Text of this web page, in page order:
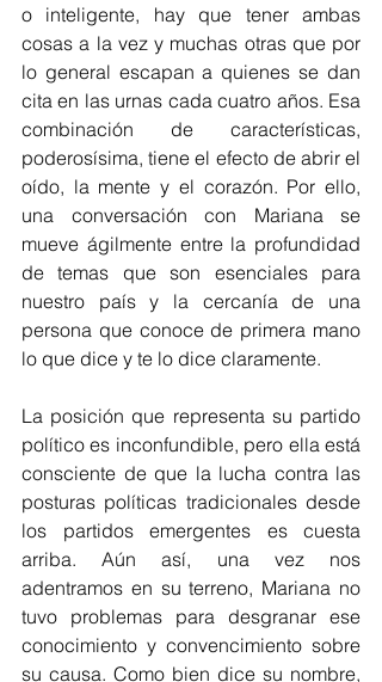
o inteligente, hay que tener ambas
cosas a la vez y muchas otras que por
lo general escapan a quienes se dan
cita en las urnas cada cuatro años. Esa
combinación de características,
poderosísima, tiene el efecto de abrir el
oído, la mente y el corazón. Por ello,
una conversación con Mariana se
mueve ágilmente entre la profundidad
de temas que son esenciales para
nuestro país y la cercanía de una
persona que conoce de primera mano
lo que dice y te lo dice claramente.
La posición que representa su partido
político es inconfundible, pero ella está
consciente de que la lucha contra las
posturas políticas tradicionales desde
los partidos emergentes es cuesta
arriba. Aún así, una vez nos
adentramos en su terreno, Mariana no
tuvo problemas para desgranar ese
conocimiento y convencimiento sobre
su causa. Como bien dice su nombre,